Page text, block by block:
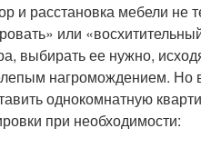
и расстановка мебели не
или
выбирать ее нужно,
нагромождением.
однокомнатную
при необходимости: